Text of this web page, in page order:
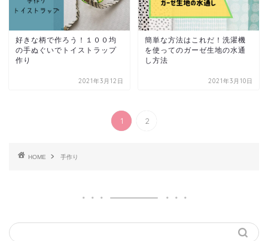
好きな柄で作ろう！１００均
の手ぬぐいでトイストラップ
作り
2021年3月12日
簡単な方法はこれだ！洗濯機
を使ってのガーゼ生地の水通
し方法
2021年3月10日
1 2
HOME 手作り